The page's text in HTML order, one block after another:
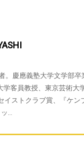
。慶應義塾大学文学部
客員教授、東京芸術大
イストクラブ賞、『ケ
…